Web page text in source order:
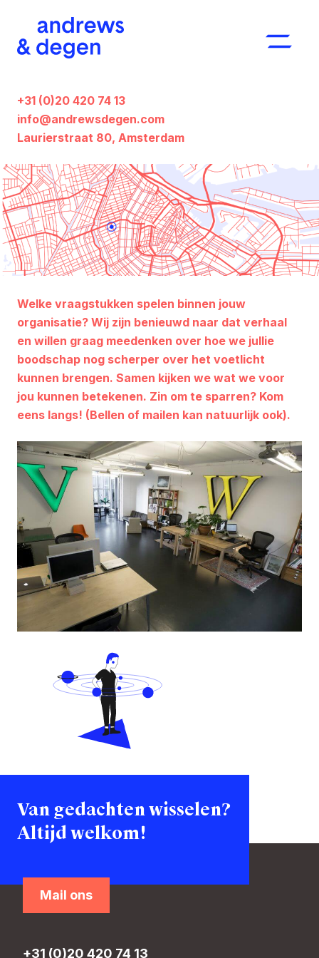
+31 (0)20 420 74 13
info@andrewsdegen.com
Laurierstraat 80, Amsterdam
Welke vraagstukken spelen binnen jouw
organisatie? Wij zijn benieuwd naar dat verhaal
en willen graag meedenken over hoe we jullie
boodschap nog scherper over het voetlicht
kunnen brengen. Samen kijken we wat we voor
jou kunnen betekenen. Zin om te sparren? Kom
eens langs! (Bellen of mailen kan natuurlijk ook).
Van gedachten wisselen?
Altijd welkom!
Mail ons
+31 (0)20 420 74 13